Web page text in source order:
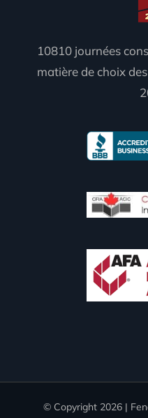
10810 journées
matière de choix
© Copyright 2026 |